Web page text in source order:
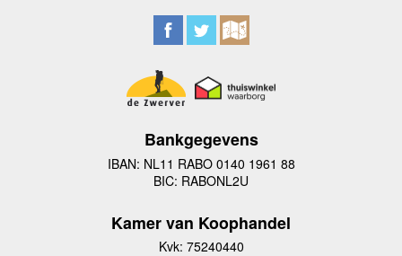
Bankgegevens
IBAN: NL11 RABO 0140 1961 88
BIC: RABONL2U
Kamer van Koophandel
Kvk: 75240440